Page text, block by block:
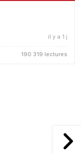
il y a 1 j
190 319 lectures